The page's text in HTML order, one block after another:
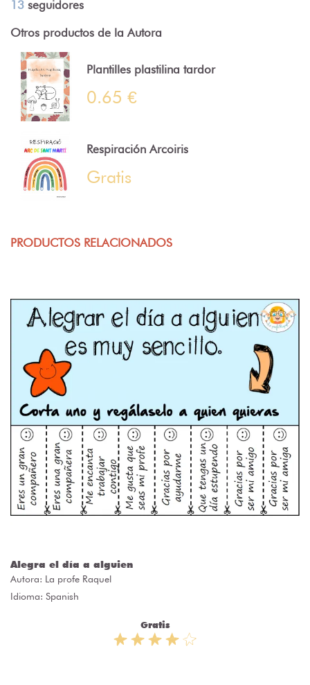
13 seguidores
Otros productos de la Autora
Plantilles plastilina tardor
0.65 €
Respiración Arcoiris
Gratis
PRODUCTOS RELACIONADOS
Alegra el día a alguien
Autora: La profe Raquel
Idioma: Spanish
Gratis